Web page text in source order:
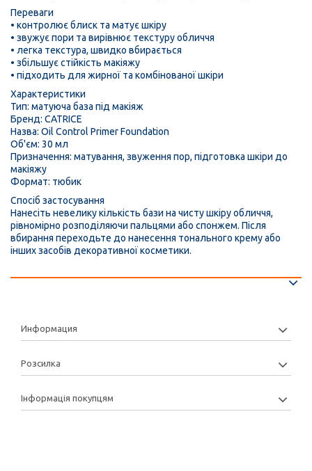
Переваги
• контролює блиск та матує шкіру
• звужує пори та вирівнює текстуру обличчя
• легка текстура, швидко вбирається
• збільшує стійкість макіяжу
• підходить для жирної та комбінованої шкіри
Характеристики
Тип: матуюча база під макіяж
Бренд: CATRICE
Назва: Oil Control Primer Foundation
Об'єм: 30 мл
Призначення: матування, звуження пор, підготовка шкіри до
макіяжу
Формат: тюбик
Спосіб застосування
Нанесіть невелику кількість бази на чисту шкіру обличчя,
рівномірно розподіляючи пальцями або спонжем. Після
вбирання переходьте до нанесення тонального крему або
інших засобів декоративної косметики.
Информация
Розсилка
Інформація покупцям